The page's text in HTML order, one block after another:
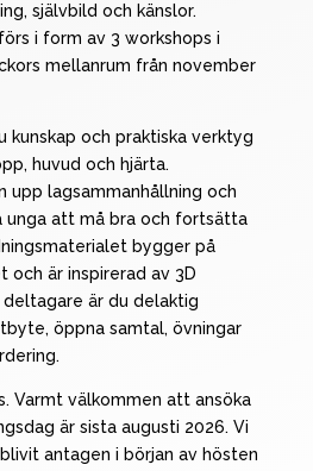
självbild och känslor.
i form av 3 workshops i
mellanrum från november
kunskap och praktiska verktyg
huvud och hjärta.
upp lagsammanhållning och
unga att må bra och fortsätta
bygger på
och är inspirerad av 3D
är du delaktig
öppna samtal, övningar
Varmt välkommen att ansöka
är sista augusti 2026. Vi
antagen i början av hösten